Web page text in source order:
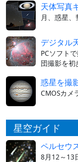
天体写真
月、惑星
デジタル
PCソフト
団撮影を
惑星を撮
CMOSカメ
星空ガイド
ペルセウ
8月12～13